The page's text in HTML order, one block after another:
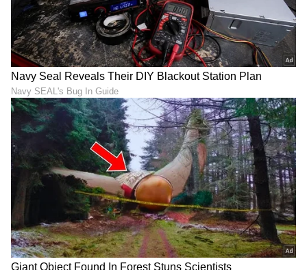
ABOUT THE AUTHOR
VC
Vaishnavi Chandrashekar
6 ವರ್ಷಗಳ ಹಿಂದೆ ಸುವರ್ಣ ನ್ಯೂಸಲ್ಲಿ ಕೆಲಸ ಆರಂಭ. ಹಿರಿಯ ಉಪ
ಸಂಪಾದಕಿ. ಕಥೆ, ಕವನ ಓದೋದು ಇಷ್ಟ. ಸೋಷಿಯಲ್ ಮೀಡಿಯಾ
ತುಂಬಾ ಇಷ್ಟ. ಹುಟ್ಟಿದ್ದು, ಬೆಳೆದಿದ್ದು ಬೆಂಗಳೂರು. ಸಿಲಿಕಾನ್ ಸಿಟಿ ಬಗ್ಗೆ
ವಿಪರೀತ ಅಭಿಮಾನ, ಹೆಮ್ಮೆ. ಲೈಫ್‌ಸ್ಟೈಲ್ ಸುದ್ದಿ ಮೊದಲ ಆಯ್ಕೆ
ಆಗಿತ್ತು. ಆದರೀಗ ಸಿನಿಮಾ, ಸೀರಿಯಲ್ ಕಡೆ ಹೆಚ್ಚು ಫೋಕಸ್
ಮಾಡುತ್ತೇನೆ. ಸುದ್ದಿಯ ಎಳೆ ಸಿಕ್ಕರೂ ಡೆವಲಪ್ ಮಾಡೋದು ಗೊತ್ತು.
ಗಾಸಿಪ್ ಸಿಕ್ರಂತೂ ಖುಷಿಯೋ ಖುಷಿ. ಕೆಲವು ಸುದ್ದಿಗಳು ನಾನು ಬರೆದ
ಮೇಲೆಯೇ ಗಾಸಿಪ್ ಆಗೋದೂ ಇದೆ.
ಡಾ. ರಾಜ್‌ಕುಮಾರ್ ಹಣ (Hana) ಮದುವೆ ರ್ಯಾಪಿಡ್ ರಶ್ಮಿ